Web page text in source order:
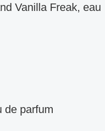
Vanilla Freak, eau
de parfum